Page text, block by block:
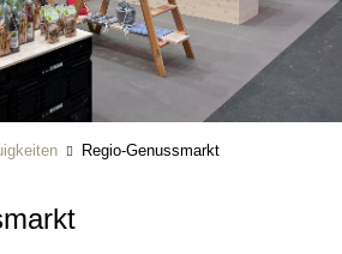
Regio-Genussmarkt